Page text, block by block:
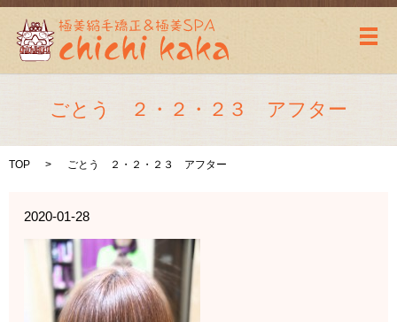
メ
ごとう ２・２・２３ アフター
TOP ごとう ２・２・２３ アフター
2020-01-28